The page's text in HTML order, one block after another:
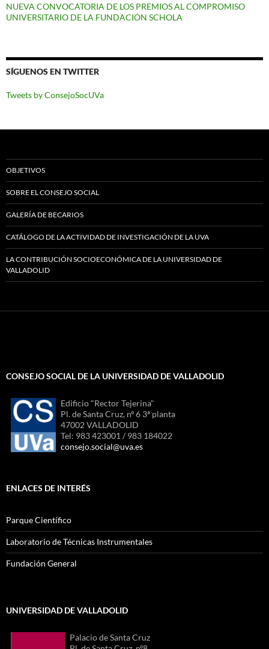
NUEVA CONVOCATORIA DE LOS PREMIOS AL COMPROMISO
UNIVERSITARIO DE LA FUNDACIÓN SCHOLA
SÍGUENOS EN TWITTER
Tweets by ConsejoSocUVa
OBJETIVOS
SOBRE EL CONSEJO SOCIAL
GALERÍA DE BECARIOS
CATÁLOGO DE LA ACTIVIDAD DE INVESTIGACIÓN DE LA UVA
LA CONTRIBUCIÓN SOCIOECONÓMICA DE LA UNIVERSIDAD DE
VALLADOLID
CONSEJO SOCIAL DE LA UNIVERSIDAD DE VALLADOLID
Edificio "Rector Tejerina"
Pl. de Santa Cruz, nº 6 3ª planta
47002 VALLADOLID
Tel: 983 423001 / 983 184022
consejo.social@uva.es
ENLACES DE INTERÉS
Parque Científico
Laboratorio de Técnicas Instrumentales
Fundación General
UNIVERSIDAD DE VALLADOLID
Palacio de Santa Cruz